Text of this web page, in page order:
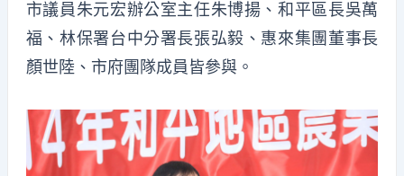
市議員朱元宏辦公室主任朱博揚、和平區長吳萬
福、林保署台中分署長張弘毅、惠來集團董事長
顏世陸、市府團隊成員皆參與。